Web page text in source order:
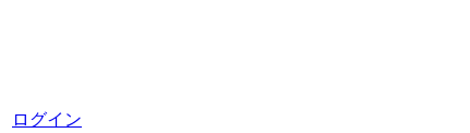
ログイン